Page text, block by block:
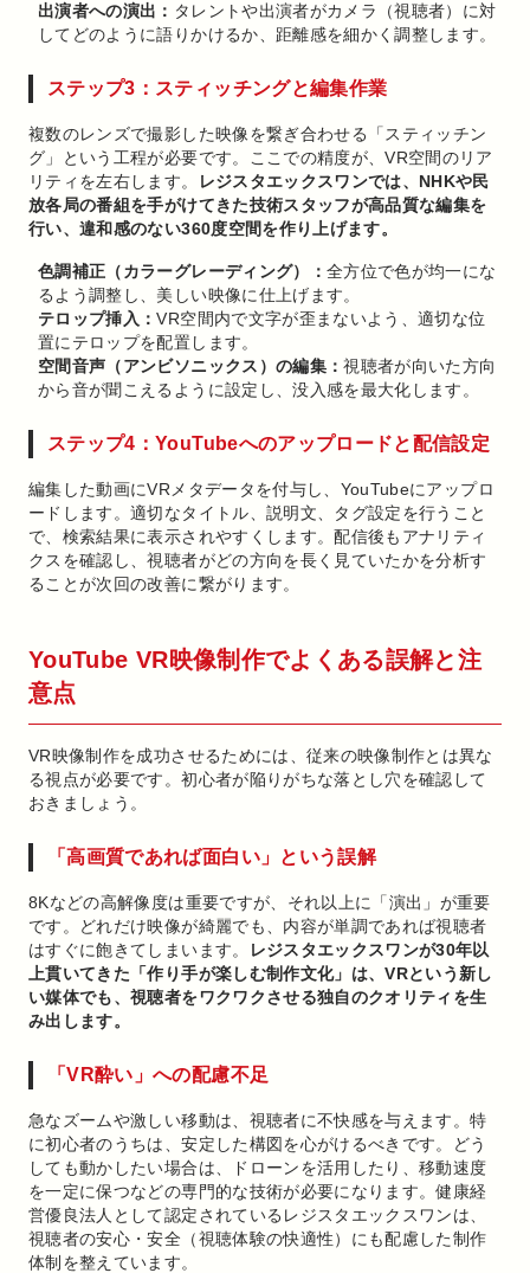
出演者への演出： タレントや出演者がカメラ（視聴者）に対
してどのように語りかけるか、距離感を細かく調整します。
ステップ3：スティッチングと編集作業
複数のレンズで撮影した映像を繋ぎ合わせる「スティッチン
グ」という工程が必要です。ここでの精度が、VR空間のリア
リティを左右します。
レジスタエックスワンでは、NHKや民
放各局の番組を手がけてきた技術スタッフが高品質な編集を
行い、違和感のない360度空間を作り上げます。
色調補正（カラーグレーディング）： 全方位で色が均一にな
るよう調整し、美しい映像に仕上げます。
テロップ挿入：VR空間内で文字が歪まないよう、適切な位
置にテロップを配置します。
空間音声（アンビソニックス）の編集：視聴者が向いた方向
から音が聞こえるように設定し、没入感を最大化します。
ステップ4：YouTubeへのアップロードと配信設定
編集した動画にVRメタデータを付与し、YouTubeにアップロ
ードします。適切なタイトル、説明文、タグ設定を行うこと
で、検索結果に表示されやすくします。配信後もアナリティ
クスを確認し、視聴者がどの方向を長く見ていたかを分析す
ることが次回の改善に繋がります。
YouTube VR映像制作でよくある誤解と注
意点
VR映像制作を成功させるためには、従来の映像制作とは異な
る視点が必要です。初心者が陥りがちな落とし穴を確認して
おきましょう。
「高画質であれば面白い」という誤解
8Kなどの高解像度は重要ですが、それ以上に「演出」が重要
です。どれだけ映像が綺麗でも、内容が単調であれば視聴者
はすぐに飽きてしまいます。
レジスタエックスワンが30年以
上貫いてきた「作り手が楽しむ制作文化」は、VRという新し
い媒体でも、視聴者をワクワクさせる独自のクオリティを生
み出します。
「VR酔い」への配慮不足
急なズームや激しい移動は、視聴者に不快感を与えます。特
に初心者のうちは、安定した構図を心がけるべきです。どう
しても動かしたい場合は、ドローンを活用したり、移動速度
を一定に保つなどの専門的な技術が必要になります。健康経
営優良法人として認定されているレジスタエックスワンは、
視聴者の安心・安全（視聴体験の快適性）にも配慮した制作
体制を整えています。